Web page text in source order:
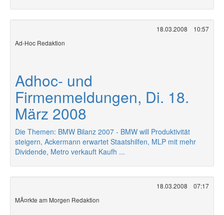
18.03.2008
10:57
Ad-Hoc Redaktion
Adhoc- und
Firmenmeldungen, Di. 18.
März 2008
Die Themen: BMW Bilanz 2007 - BMW will Produktivität
steigern, Ackermann erwartet Staatshilfen, MLP mit mehr
Dividende, Metro verkauft Kaufh ...
18.03.2008
07:17
MÃ¤rkte am Morgen Redaktion